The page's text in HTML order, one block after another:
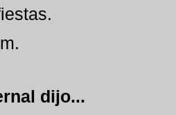
dijo...